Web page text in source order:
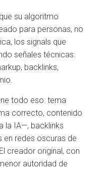
su algoritmo
para personas, no
los signals que
señales técnicas:
backlinks,
todo eso: tema
correcto, contenido
la IA—, backlinks
redes oscuras de
creador original, con
autoridad de